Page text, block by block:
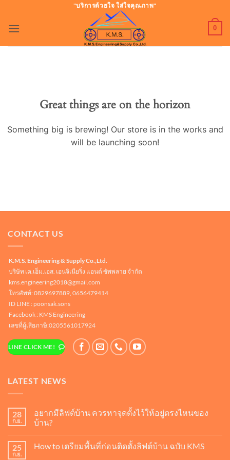
เนื้อหา
"บริการด้วยใจ ใส่ใจคุณภาพ"
0
Great things are on the horizon
Something big is brewing! Our store is in the works and
will be launching soon!
CONTACT US
K.M.S. Engineering & Supply Co.,Ltd.
บริษัท เค.เอ็ม.เอส. เอนจิเนียริ่ง แอนด์ ซัพพลาย จำกัด
kms.engineering2018@gmail.com
โทรศัพท์: 0829697889, 0656479414
ID LINE : poonsak.sons
Facebook : KMS Engineering
เลขที่ผู้เสียภาษี:0205561017924
LINE CLICK ME!
LATEST NEWS
28
ก.ย.
อยากมีลิฟต์บ้าน ควรหาจุดตั้งไว้ให้อยู่ตรงไหนของ
บ้าน?
เห็น
25
ก.ย.
How to เตรียมพื้นที่ก่อนติดตั้งลิฟต์บ้าน ฉบับ KMS